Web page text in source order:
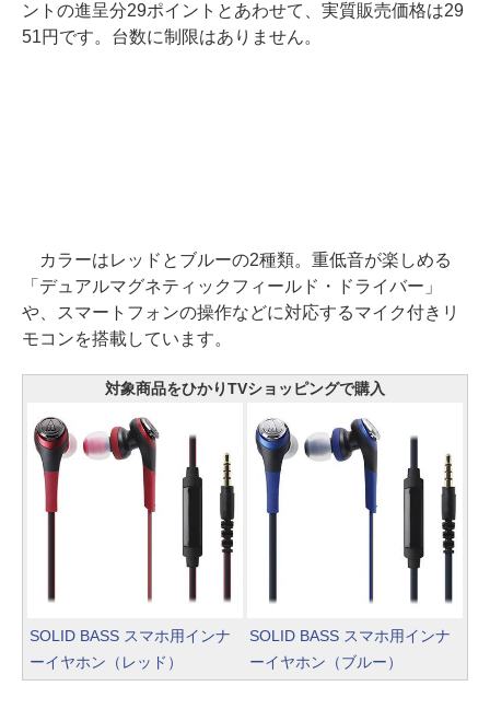
ントの進呈分29ポイントとあわせて、実質販売価格は29
51円です。台数に制限はありません。
カラーはレッドとブルーの2種類。重低音が楽しめる
「デュアルマグネティックフィールド・ドライバー」
や、スマートフォンの操作などに対応するマイク付きリ
モコンを搭載しています。
対象商品をひかりTVショッピングで購入
SOLID BASS スマホ用インナ
ーイヤホン（レッド）
SOLID BASS スマホ用インナ
ーイヤホン（ブルー）